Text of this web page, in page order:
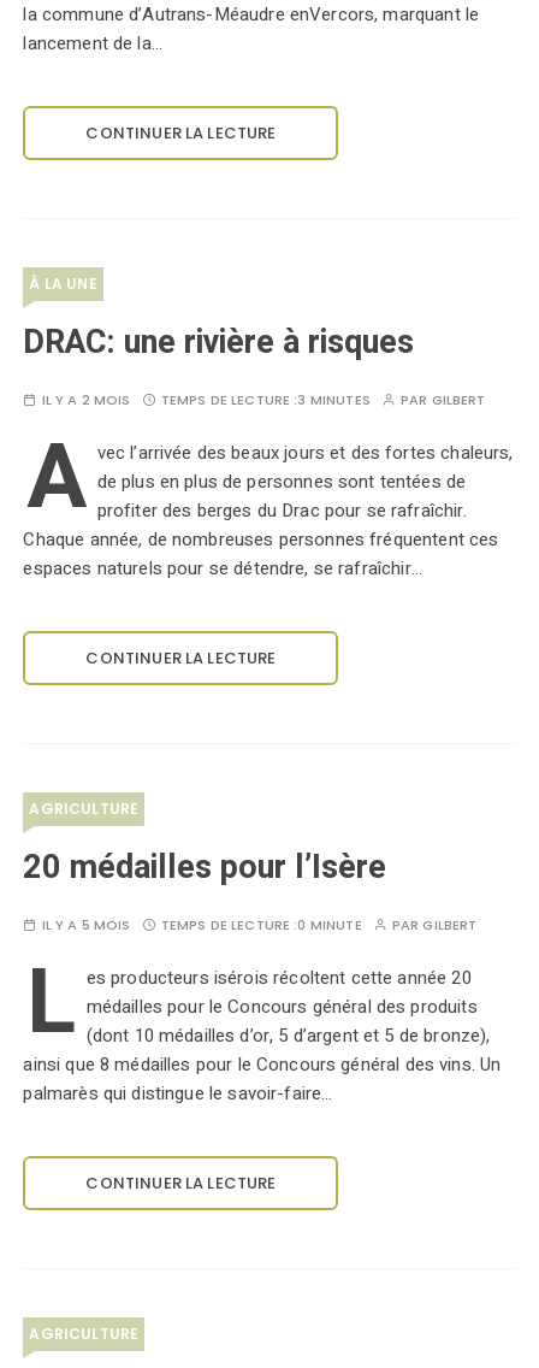
la commune d’Autrans-Méaudre enVercors, marquant le
lancement de la…
CONTINUER LA LECTURE
À LA UNE
DRAC: une rivière à risques
IL Y A 2 MOIS TEMPS DE LECTURE :3 MINUTES PAR GILBERT
A vec l’arrivée des beaux jours et des fortes chaleurs,
de plus en plus de personnes sont tentées de
profiter des berges du Drac pour se rafraîchir.
Chaque année, de nombreuses personnes fréquentent ces
espaces naturels pour se détendre, se rafraîchir…
CONTINUER LA LECTURE
AGRICULTURE
20 médailles pour l’Isère
IL Y A 5 MOIS TEMPS DE LECTURE :0 MINUTE PARGILBERT
L es producteurs isérois récoltent cette année 20
médailles pour le Concours général des produits
(dont 10 médailles d’or, 5 d’argent et 5 de bronze),
ainsi que 8 médailles pour le Concours général des vins. Un
palmarès qui distingue le savoir-faire…
CONTINUER LA LECTURE
AGRICULTURE